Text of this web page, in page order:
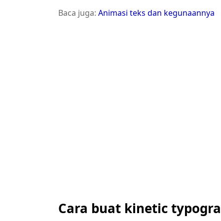
Baca juga: Animasi teks dan kegunaannya
Cara buat kinetic